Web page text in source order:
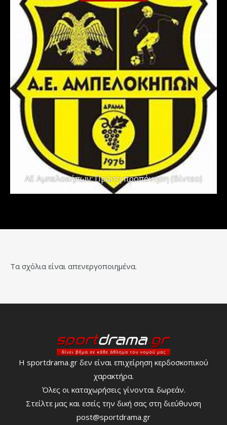
ΑΕ Αμπελοκήπων: Πρώτη προπόνηση (Βίντεο)
Τα σχόλια είναι απενεργοποιημένα.
Η sportdrama.gr δεν είναι επιχείρηση κερδοσκοπικού
χαρακτήρα.
Όλες οι καταχωρήσεις γίνονται δωρεάν.
Στείλτε μας και εσείς την δική σας στη διεύθυνση
post@sportdrama.gr